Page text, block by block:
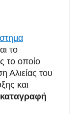
το
το οποίο
Αλιείας του
και
καταγραφή